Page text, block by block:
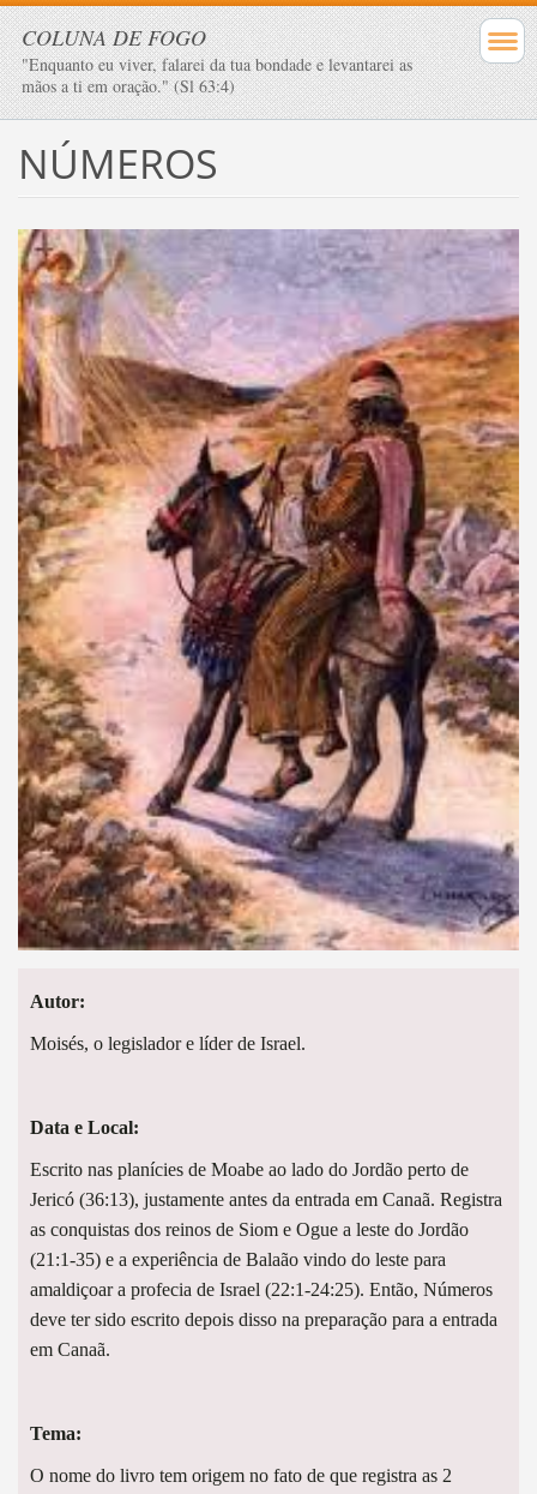
COLUNA DE FOGO
"Enquanto eu viver, falarei da tua bondade e levantarei as
mãos a ti em oração." (Sl 63:4)
NÚMEROS
Autor:
Moisés, o legislador e líder de Israel.
Data e Local:
Escrito nas planícies de Moabe ao lado do Jordão perto de
Jericó (36:13), justamente antes da entrada em Canaã. Registra
as conquistas dos reinos de Siom e Ogue a leste do Jordão
(21:1-35) e a experiência de Balaão vindo do leste para
amaldiçoar a profecia de Israel (22:1-24:25). Então, Números
deve ter sido escrito depois disso na preparação para a entrada
em Canaã.
Tema:
O nome do livro tem origem no fato de que registra as 2